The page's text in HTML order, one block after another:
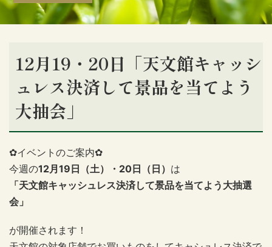
12月19・20日「天文館キャッシ
ュレス決済して景品を当てよう
大抽会」
✿イベントのご案内✿
今週の12月19日（土）・20日（日） は
「天文館キャッシュレス決済して景品を当てよう大抽選
会」
が開催されます！